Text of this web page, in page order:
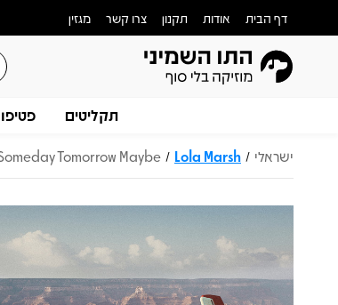
דף הבית אודות תקנון צרו קשר מגזין
תקליטים
ישראלי /
Lola Marsh
/
Tomorrow Maybe